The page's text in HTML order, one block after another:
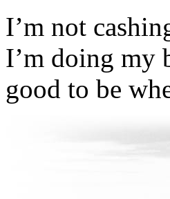
I’m not
I’m doing my
good to be